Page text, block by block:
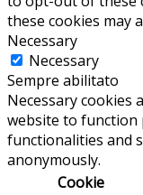
these cookies may
Necessary
Necessary
Sempre abilitato
Necessary cookies
website to function
functionalities and
anonymously.
Cookie